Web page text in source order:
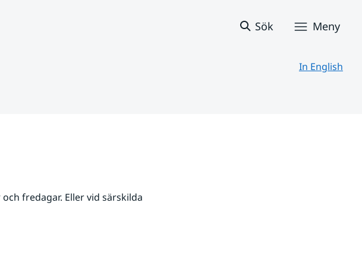
Sök Meny
In English
fredagar. Eller vid särskilda